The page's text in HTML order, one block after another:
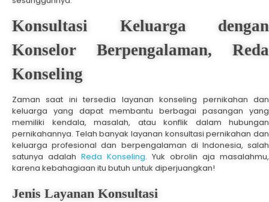
Konsultasi Keluarga dengan
Konselor Berpengalaman, Reda
Konseling
Zaman saat ini tersedia layanan konseling pernikahan dan
keluarga yang dapat membantu berbagai pasangan yang
memiliki kendala, masalah, atau konflik dalam hubungan
pernikahannya. Telah banyak layanan konsultasi pernikahan dan
keluarga profesional dan berpengalaman di Indonesia, salah
satunya adalah Reda Konseling. Yuk obrolin aja masalahmu,
karena kebahagiaan itu butuh untuk diperjuangkan!
Jenis Layanan Konsultasi